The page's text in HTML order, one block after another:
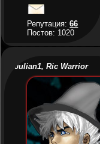
Репутация:66
Постов: 1020
Julian1, Ric Warrior